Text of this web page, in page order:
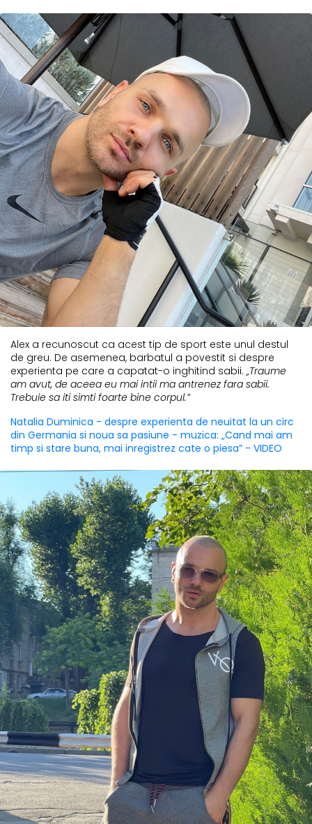
Alex a recunoscut ca acest tip de sport este unul destul
de greu. De asemenea, barbatul a povestit si despre
experienta pe care a capatat-o inghitind sabii.„Traume
am avut, de aceea eu mai intii ma antrenez fara sabii.
Trebuie sa iti simti foarte bine corpul.”
Natalia Duminica - despre experienta de neuitat la un circ
din Germania si noua sa pasiune - muzica: „Cand mai am
timp si stare buna, mai inregistrez cate o piesa” - VIDEO